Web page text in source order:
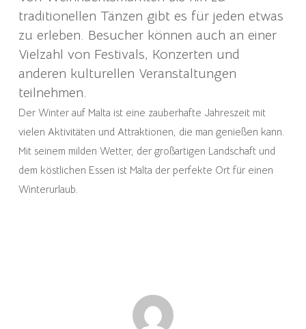
traditionellen Tänzen gibt es für jeden etwas
zu erleben. Besucher können auch an einer
Vielzahl von Festivals, Konzerten und
anderen kulturellen Veranstaltungen
teilnehmen.
Der Winter auf Malta ist eine zauberhafte Jahreszeit mit
vielen Aktivitäten und Attraktionen, die man genießen kann.
Mit seinem milden Wetter, der großartigen Landschaft und
dem köstlichen Essen ist Malta der perfekte Ort für einen
Winterurlaub.